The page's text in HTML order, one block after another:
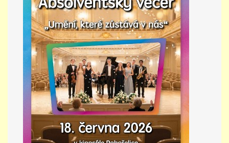
MISS VÝTVARNÝ MODEL
ZAMĚSTNÁNÍ
DOTACE
GDPR